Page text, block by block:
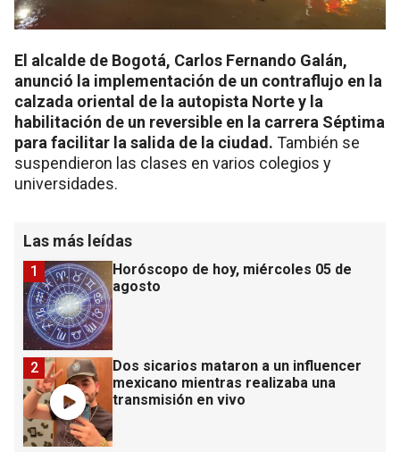
El alcalde de Bogotá, Carlos Fernando Galán,
anunció la implementación de un contraflujo en la
calzada oriental de la autopista Norte y la
habilitación de un reversible en la carrera Séptima
para facilitar la salida de la ciudad. También se
suspendieron las clases en varios colegios y
universidades.
Las más leídas
Horóscopo de hoy, miércoles 05 de
agosto
1
Dos sicarios mataron a un influencer
mexicano mientras realizaba una
transmisión en vivo
2